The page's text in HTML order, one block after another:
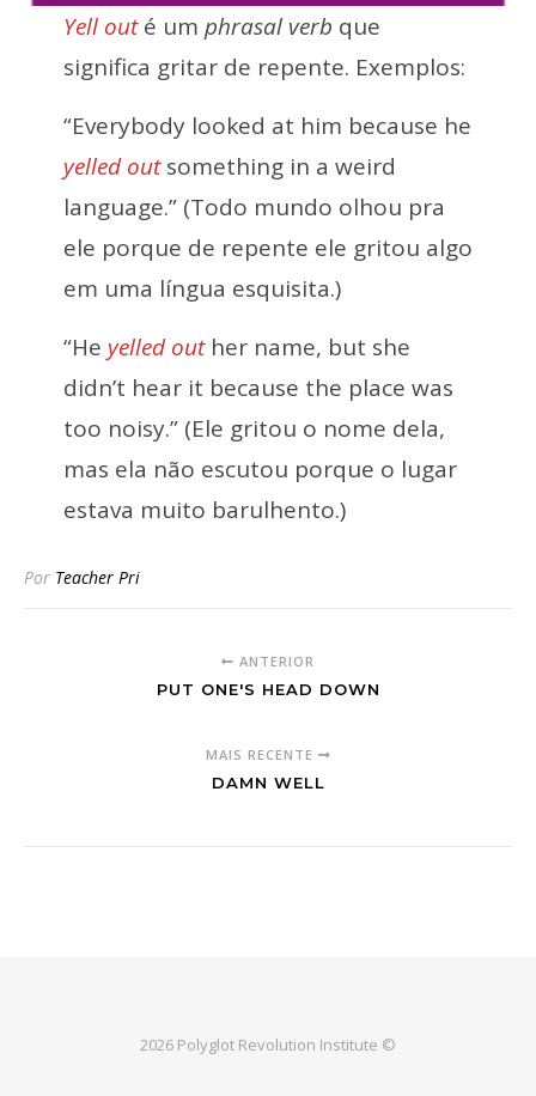
Yell outé um phrasal verb que
significa gritar de repente. Exemplos:
“Everybody looked at him because he
yelled out something in a weird
language.” (Todo mundo olhou pra
ele porque de repente ele gritou algo
em uma língua esquisita.)
“He yelled outher name, but she
didn’t hear it because the place was
too noisy.” (Ele gritou o nome dela,
mas ela não escutou porque o lugar
estava muito barulhento.)
Por Teacher Pri
ANTERIOR
PUT ONE'S HEAD DOWN
MAIS RECENTE
DAMN WELL
2026 Polyglot Revolution Institute ©